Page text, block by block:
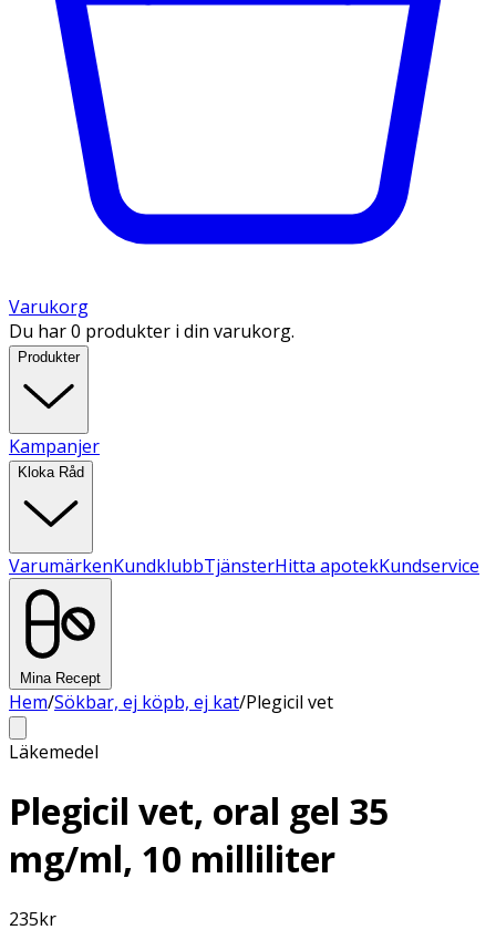
Varukorg
Du har 0 produkter i din varukorg.
Produkter
Kampanjer
Kloka Råd
VarumärkenKundklubbTjänsterHitta apotekKundservice
Mina Recept
Hem/Sökbar, ej köpb, ej kat/Plegicil vet
Läkemedel
Plegicil vet, oral gel 35
mg/ml, 10 milliliter
235kr